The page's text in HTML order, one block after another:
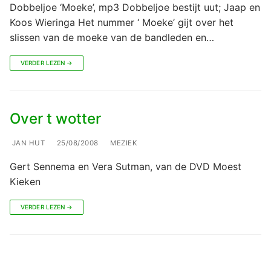
Dobbeljoe ‘Moeke’, mp3 Dobbeljoe bestijt uut; Jaap en
Koos Wieringa Het nummer ‘ Moeke’ gijt over het
slissen van de moeke van de bandleden en…
VERDER LEZEN →
Over t wotter
JAN HUT 25/08/2008 MEZIEK
Gert Sennema en Vera Sutman, van de DVD Moest
Kieken
VERDER LEZEN →